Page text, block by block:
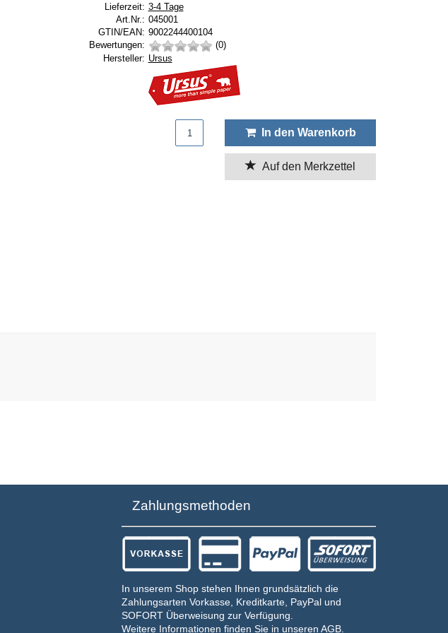
Lieferzeit: Lieferzeit:
3-4 Tage
Art.Nr.: 045001
GTIN/EAN: 9002244400104
Bewertungen:
(0)
Hersteller: Hersteller:
Ursus
Produktmenge
In den Warenkorb
Auf den Merkzettel
Zahlungsmethoden
In unserem Shop stehen Ihnen grundsätzlich die
Zahlungsarten Vorkasse, Kreditkarte, PayPal und
SOFORT Überweisung zur Verfügung.
Weitere Informationen finden Sie in unseren AGB